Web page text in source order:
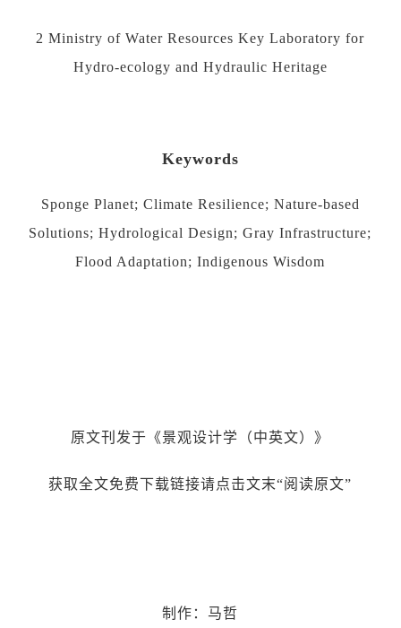
2 Ministry of Water Resources Key Laboratory for
Hydro-ecology and Hydraulic Heritage
Keywords
Sponge Planet; Climate Resilience; Nature-based
Solutions; Hydrological Design; Gray Infrastructure;
Flood Adaptation; Indigenous Wisdom
原文刊发于《景观设计学（中英文）》
获取全文免费下载链接请点击文末“阅读原文”
制作：马哲